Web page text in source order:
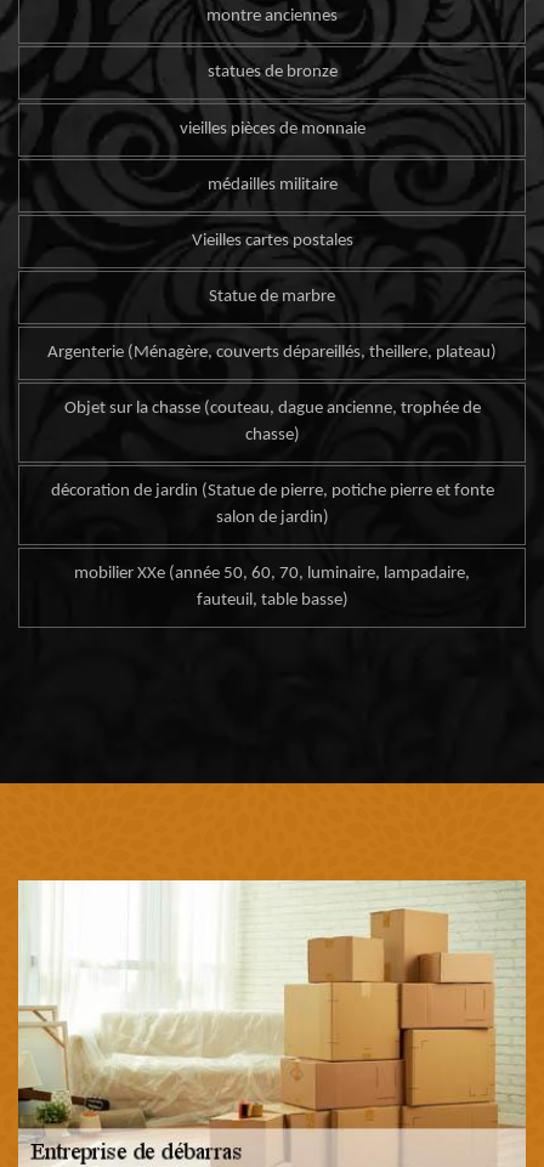
montre anciennes
statues de bronze
vieilles pièces de monnaie
médailles militaire
Vieilles cartes postales
Statue de marbre
Argenterie (Ménagère, couverts dépareillés, theillere, plateau)
Objet sur la chasse (couteau, dague ancienne, trophée de
chasse)
décoration de jardin (Statue de pierre, potiche pierre et fonte
salon de jardin)
mobilier XXe (année 50, 60, 70, luminaire, lampadaire,
fauteuil, table basse)